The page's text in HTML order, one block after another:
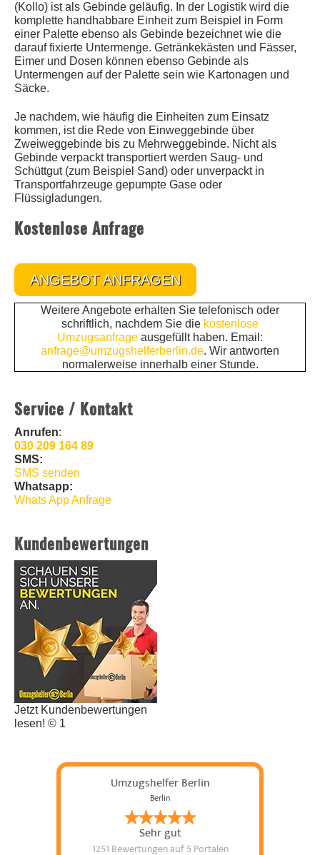
(Kollo) ist als Gebinde geläufig. In der Logistik wird die
komplette handhabbare Einheit zum Beispiel in Form
einer Palette ebenso als Gebinde bezeichnet wie die
darauf fixierte Untermenge. Getränkekästen und Fässer,
Eimer und Dosen können ebenso Gebinde als
Untermengen auf der Palette sein wie Kartonagen und
Säcke.
Je nachdem, wie häufig die Einheiten zum Einsatz
kommen, ist die Rede von Einweggebinde über
Zweiweggebinde bis zu Mehrweggebinde. Nicht als
Gebinde verpackt transportiert werden Saug- und
Schüttgut (zum Beispiel Sand) oder unverpackt in
Transportfahrzeuge gepumpte Gase oder
Flüssigladungen.
Kostenlose Anfrage
ANGEBOT ANFRAGEN
Weitere Angebote erhalten Sie telefonisch oder
schriftlich, nachdem Sie die kostenlose
Umzugsanfrage ausgefüllt haben. Email:
anfrage@umzugshelferberlin.de. Wir antworten
normalerweise innerhalb einer Stunde.
Service / Kontakt
Anrufen:
030 209 164 89
SMS:
SMS senden
Whatsapp:
Whats App Anfrage
Kundenbewertungen
Jetzt Kundenbewertungen
lesen! © 1
Umzugshelfer Berlin
Berlin
Sehr gut
1251 Bewertungenauf 5 Portalen